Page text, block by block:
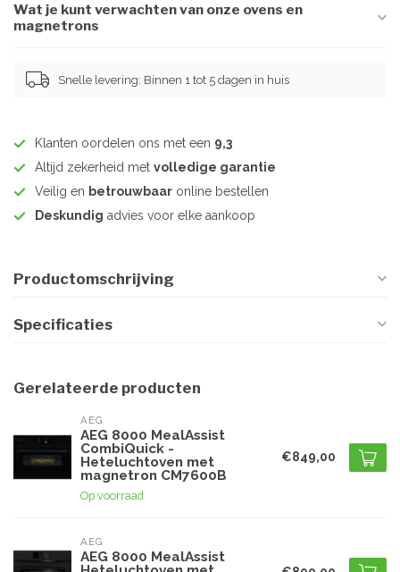
Wat je kunt verwachten van onze ovens en
magnetrons
Snelle levering: Binnen 1 tot 5 dagen in huis
Klanten oordelen ons met een 9,3
Altijd zekerheid met volledige garantie
Veilig en betrouwbaar online bestellen
Deskundig advies voor elke aankoop
Productomschrijving
Specificaties
Gerelateerde producten
AEG
AEG 8000 MealAssist
CombiQuick -
Heteluchtoven met
magnetron CM7600B
Op voorraad
€849,00
AEG
AEG 8000 MealAssist